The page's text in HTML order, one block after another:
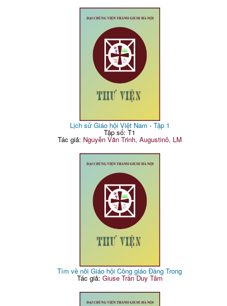
Lịch sử Giáo hội Việt Nam - Tập 1
Tập số: T1
Tác giả: Nguyễn Văn Trinh, Augustinô, LM
Tìm về nôi Giáo hội Công giáo Đàng Trong
Tác giả: Giuse Trần Duy Tâm